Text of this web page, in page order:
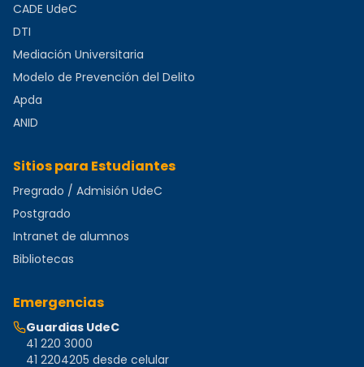
CADE UdeC
DTI
Mediación Universitaria
Modelo de Prevención del Delito
Apda
ANID
Sitios para Estudiantes
Pregrado / Admisión UdeC
Postgrado
Intranet de alumnos
Bibliotecas
Emergencias
Guardias UdeC
41 220 3000
41 2204205 desde celular